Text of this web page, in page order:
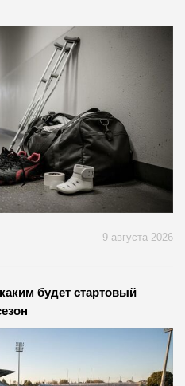
9 августа 2026
будет стартовый